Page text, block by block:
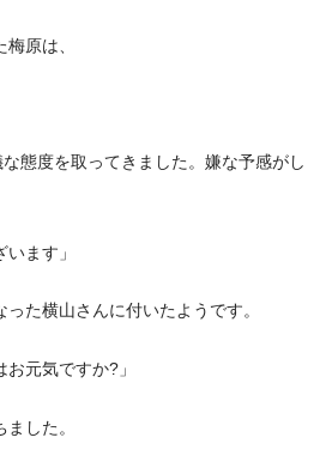
原は、
な態度を取ってきました。嫌な予感がし
ます」
た横山さんに付いたようです。
お元気ですか?」
した。